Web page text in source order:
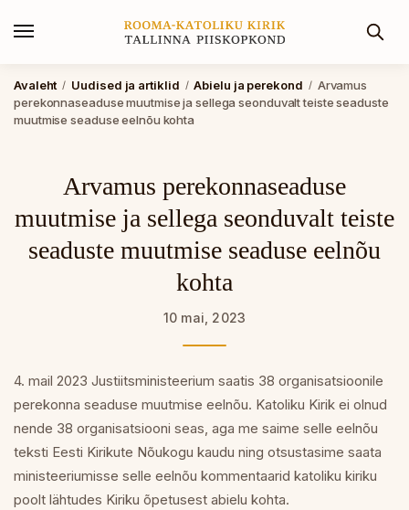
Avaleht / Uudised ja artiklid / Abielu ja perekond / Arvamus
perekonnaseaduse muutmise ja sellega seonduvalt teiste seaduste
muutmise seaduse eelnõu kohta
Arvamus perekonnaseaduse
muutmise ja sellega seonduvalt teiste
seaduste muutmise seaduse eelnõu
kohta
10 mai, 2023
4. mail 2023 Justiitsministeerium saatis 38 organisatsioonile
perekonna seaduse muutmise eelnõu. Katoliku Kirik ei olnud
nende 38 organisatsiooni seas, aga me saime selle eelnõu
teksti Eesti Kirikute Nõukogu kaudu ning otsustasime saata
ministeeriumisse selle eelnõu kommentaarid katoliku kiriku
poolt lähtudes Kiriku õpetusest abielu kohta.